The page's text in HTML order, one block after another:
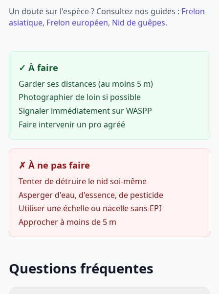
Un doute sur l'espèce ? Consultez nos guides : Frelon
asiatique, Frelon européen, Nid de guêpes.
✓ À faire
Garder ses distances (au moins 5 m)
Photographier de loin si possible
Signaler immédiatement sur WASPP
Faire intervenir un pro agréé
✗ À ne pas faire
Tenter de détruire le nid soi-même
Asperger d'eau, d'essence, de pesticide
Utiliser une échelle ou nacelle sans EPI
Approcher à moins de 5 m
Questions fréquentes